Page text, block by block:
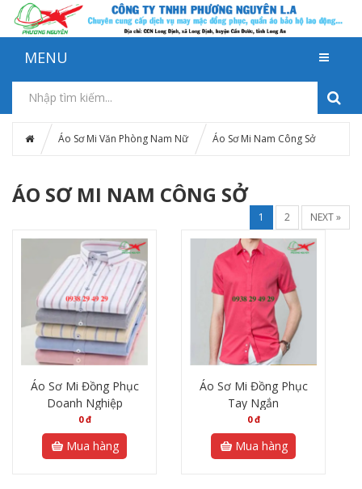
MENU
Áo Sơ Mi Văn Phòng Nam Nữ Áo Sơ Mi Nam Công Sở
ÁO SƠ MI NAM CÔNG SỞ
1 2 NEXT »
Áo Sơ Mi Đồng Phục
Doanh Nghiệp
0đ
Mua hàng
Áo Sơ Mi Đồng Phục
Tay Ngắn
0đ
Mua hàng